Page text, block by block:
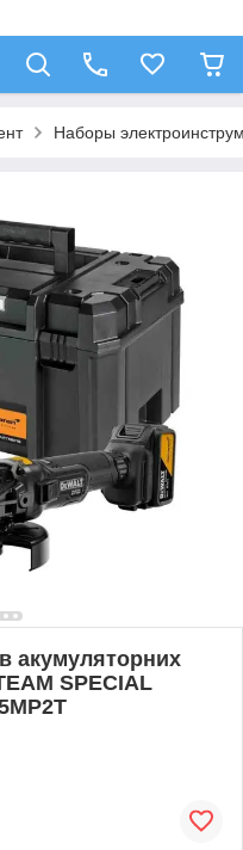
Наборы
акумуляторних
SPECIAL